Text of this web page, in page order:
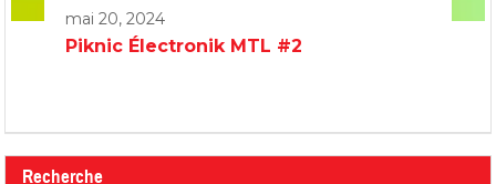
mai 20, 2024
Piknic Électronik MTL #2
Recherche